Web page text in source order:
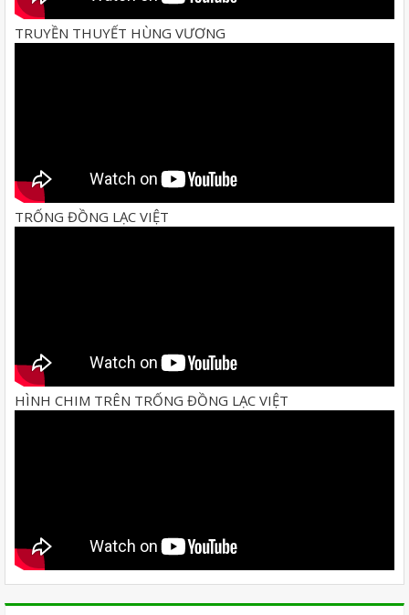
TRUYỀN THUYẾT HÙNG VƯƠNG
TRỐNG ĐỒNG LẠC VIỆT
HÌNH CHIM TRÊN TRỐNG ĐỒNG LẠC VIỆT